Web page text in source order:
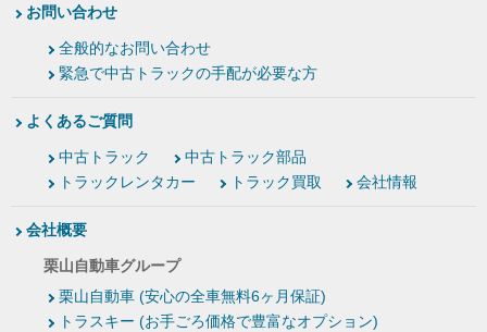
お問い合わせ
全般的なお問い合わせ
緊急で中古トラックの手配が必要な方
よくあるご質問
中古トラック
中古トラック部品
トラックレンタカー
トラック買取 会社情報
会社概要
栗山自動車グループ
栗山自動車 (安心の全車無料6ヶ月保証)
トラスキー (お手ごろ価格で豊富なオプション)